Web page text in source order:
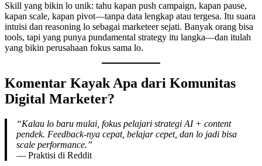
Skill yang bikin lo unik: tahu kapan push campaign, kapan pause,
kapan scale, kapan pivot—tanpa data lengkap atau tergesa. Itu suara
intuisi dan reasoning lo sebagai marketeer sejati. Banyak orang bisa
tools, tapi yang punya pundamental strategy itu langka—dan itulah
yang bikin perusahaan fokus sama lo.
Komentar Kayak Apa dari Komunitas
Digital Marketer?
“Kalau lo baru mulai, fokus pelajari strategi AI + content
pendek. Feedback-nya cepat, belajar cepet, dan lo jadi bisa
scale performance.”
— Praktisi di Reddit